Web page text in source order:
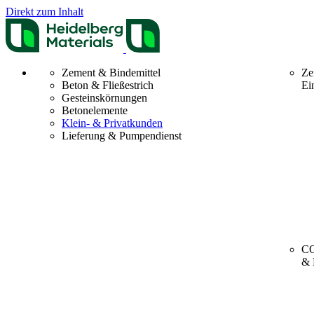
Direkt zum Inhalt
Zement & Bindemittel
Beton & Fließestrich
Gesteinskörnungen
Betonelemente
Klein- & Privatkunden
Lieferung & Pumpendienst
&